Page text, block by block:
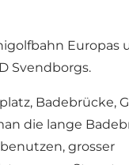
Europas
Svendborgs.
Badebrücke,
die lange
grosser